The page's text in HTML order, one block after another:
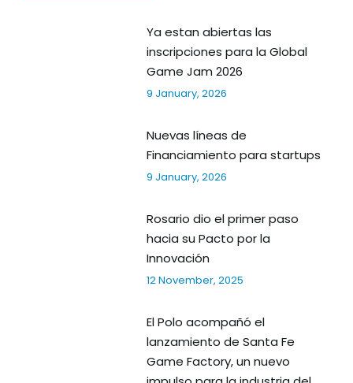
Ya estan abiertas las
inscripciones para la Global
Game Jam 2026
9 January, 2026
Nuevas líneas de
Financiamiento para startups
9 January, 2026
Rosario dio el primer paso
hacia su Pacto por la
Innovación
12 November, 2025
El Polo acompañó el
lanzamiento de Santa Fe
Game Factory, un nuevo